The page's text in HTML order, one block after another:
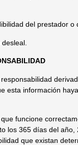
del prestador o
esta información
funcione
los 365 días del año,
que existan